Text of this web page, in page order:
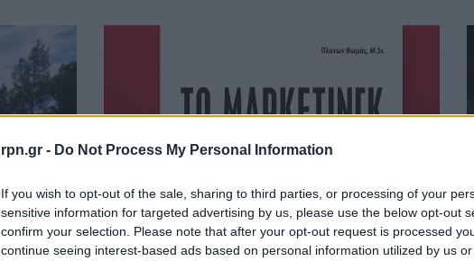
rpn.gr - Do Not Process My Personal Information
If you wish to opt-out of the sale, sharing to third parties, or processing of your
sensitive information for targeted advertising by us, please use the below opt-out
confirm your selection. Please note that after your opt-out request is processed
continue seeing interest-based ads based on personal information utilized by us